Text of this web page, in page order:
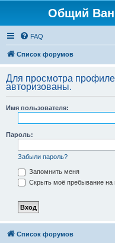
Общий
FAQ
Список форумов
Для просмотра
авторизованы.
Имя пользователя:
Пароль:
Забыли пароль?
Запомнить меня
Скрыть моё пребывание на
Список форумов